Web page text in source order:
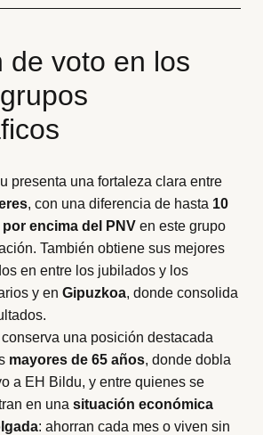
de voto en los
presenta una fortaleza clara entre
, con una diferencia de hasta 10
encima del PNV en este grupo
También obtiene sus mejores
en entre los jubilados y los
y enGipuzkoa, donde consolida
una posición destacada
mayores de 65 años, donde dobla
a EH Bildu, y entre quienes se
en unasituación económica
: ahorran cada mes o viven sin